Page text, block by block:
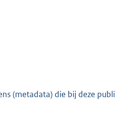
K
(metadata) die bij deze